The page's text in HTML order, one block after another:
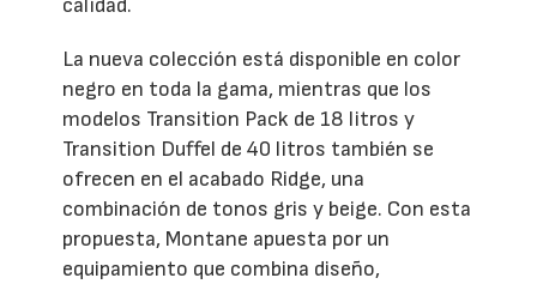
La nueva colección está disponible en color
negro en toda la gama, mientras que los
modelos Transition Pack de 18 litros y
Transition Duffel de 40 litros también se
ofrecen en el acabado Ridge, una
combinación de tonos gris y beige. Con esta
propuesta, Montane apuesta por un
equipamiento que combina diseño,